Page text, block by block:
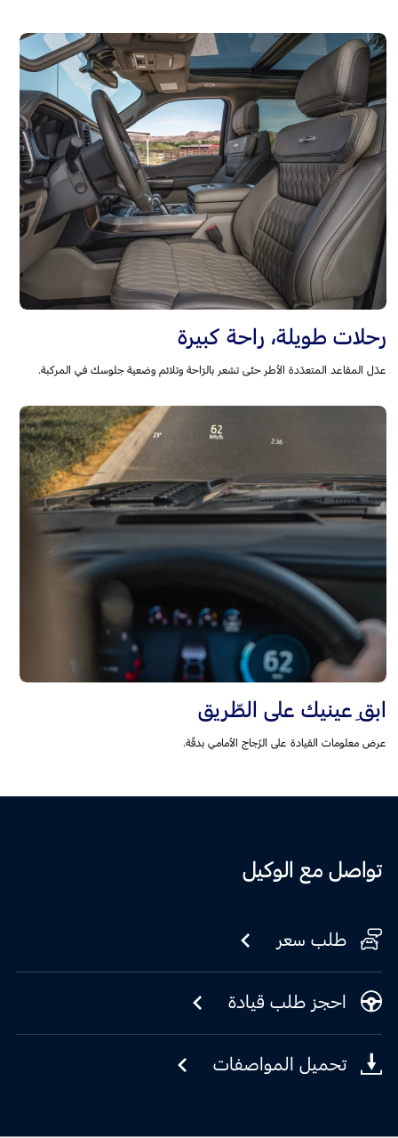
رحلات طويلة، راحة كبيرة
عدّل المقاعد المتعدّدة الأطر حتّى تشعر بالرّاحة وتلائم وضعية جلوسك في المركبة.
ابقِ عينيك على الطّريق
عرض معلومات القيادة على الزّجاج الأمامي بدقّة.
تواصل مع الوكيل
طلب سعر
احجز طلب قيادة
تحميل المواصفات